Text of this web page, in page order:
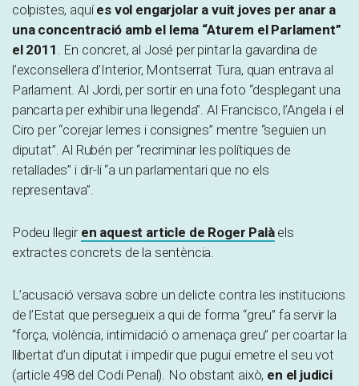
colpistes, aquíes vol engarjolar a vuit joves per anar a
una concentració amb el lema “Aturem el Parlament”
el 2011 . En concret, al José per pintar la gavardina de
l’exconsellera d’Interior, Montserrat Tura, quan entrava al
Parlament. Al Jordi, per sortir en una foto “desplegant una
pancarta per exhibir una llegenda”. Al Francisco, l’Angela i el
Ciro per “corejar lemes i consignes” mentre “seguien un
diputat”. Al Rubén per “recriminar les polítiques de
retallades” i dir-li “a un parlamentari que no els
representava”.
Podeu llegir en aquest article de Roger Palàels
extractes concrets de la sentència.
L’acusació versava sobre un delicte contra les institucions
de l’Estat que persegueix a qui de forma “greu” fa servir la
“força, violència, intimidació o amenaça greu” per coartar la
llibertat d’un diputat i impedir que pugui emetre el seu vot
(article 498 del Codi Penal). No obstant això, en el judici